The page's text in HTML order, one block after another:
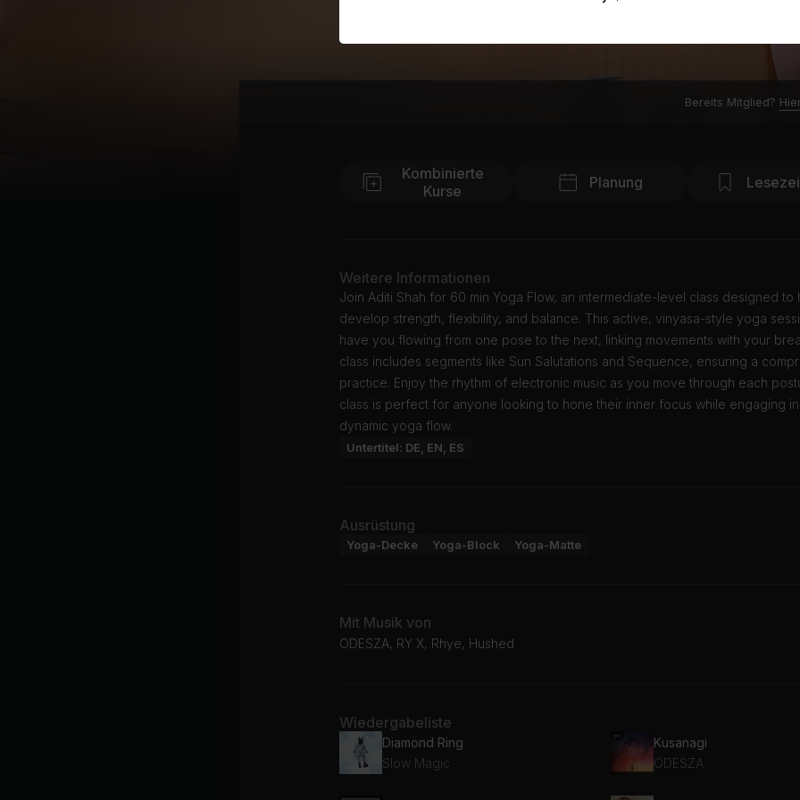
Bereits Mitglied?
Kombinierte
Kurse
Planung
Weitere Informationen
Join Aditi Shah for 60 min Yoga Flow, an intermediate-level class designed to
develop strength, flexibility, and balance. This active, vinyasa-style yoga
have you flowing from one pose to the next, linking movements with your
class includes segments like Sun Salutations and Sequence, ensuring a
practice. Enjoy the rhythm of electronic music as you move through each
class is perfect for anyone looking to hone their inner focus while engaging
dynamic yoga flow.
Untertitel: DE, EN, ES
Ausrüstung
Yoga-Decke Yoga-Block Yoga-Matte
Mit Musik von
ODESZA, RY X, Rhye, Hushed
Wiedergabeliste
Diamond Ring
Slow Magic
Kusanagi
ODESZA